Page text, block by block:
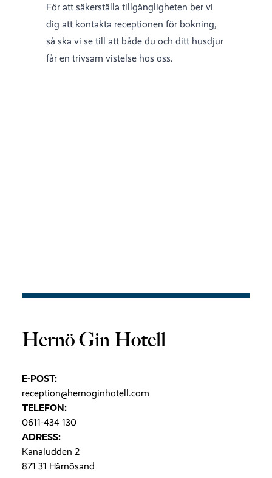
För att säkerställa tillgängligheten ber vi
dig att kontakta receptionen för bokning,
så ska vi se till att både du och ditt husdjur
får en trivsam vistelse hos oss.
Hernö Gin Hotell
E-POST:
reception@hernoginhotell.com
TELEFON:
0611-434 130
ADRESS:
Kanaludden 2
871 31 Härnösand